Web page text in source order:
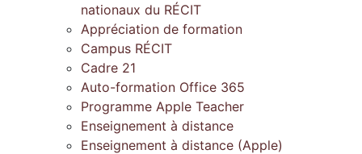
nationaux du RÉCIT
Appréciation de formation
Campus RÉCIT
Cadre 21
Auto-formation Office 365
Programme Apple Teacher
Enseignement à distance
Enseignement à distance (Apple)